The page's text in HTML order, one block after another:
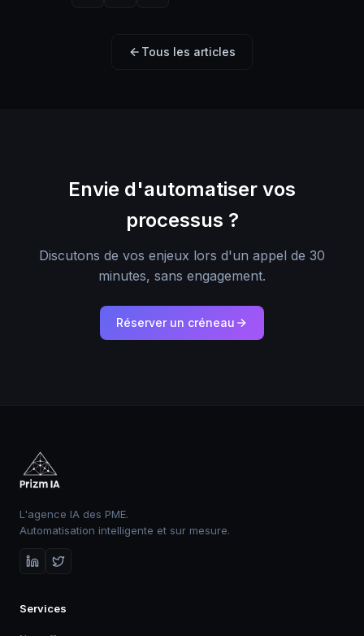
Tous les articles
Envie d'automatiser vos
processus ?
Discutons de vos enjeux lors d'un appel de 30
minutes, sans engagement.
Réserver un créneau
L'agence IA des PME.
Automatisation intelligente et sur mesure.
Services